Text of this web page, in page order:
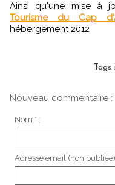
Ainsi qu'une mise à
Tourisme du Cap
hébergement 2012
Tags :
Nouveau commentaire :
Nom * :
Adresse email (non publiée)